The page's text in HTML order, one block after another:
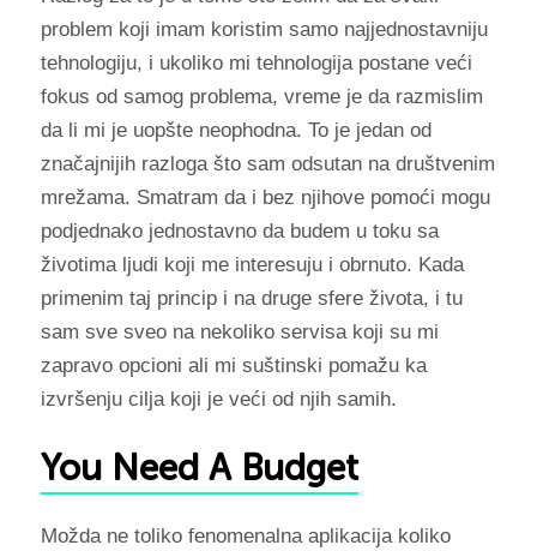
problem koji imam koristim samo najjednostavniju
tehnologiju, i ukoliko mi tehnologija postane veći
fokus od samog problema, vreme je da razmislim
da li mi je uopšte neophodna. To je jedan od
značajnijih razloga što sam odsutan na društvenim
mrežama. Smatram da i bez njihove pomoći mogu
podjednako jednostavno da budem u toku sa
životima ljudi koji me interesuju i obrnuto. Kada
primenim taj princip i na druge sfere života, i tu
sam sve sveo na nekoliko servisa koji su mi
zapravo opcioni ali mi suštinski pomažu ka
izvršenju cilja koji je veći od njih samih.
You Need A Budget
Možda ne toliko fenomenalna aplikacija koliko